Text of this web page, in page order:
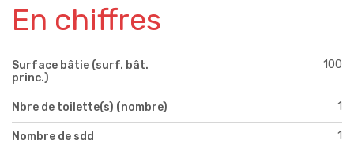
En chiffres
Surface bâtie (surf. bât.
princ.)
100
Nbre de toilette(s) (nombre) 1
Nombre de sdd 1